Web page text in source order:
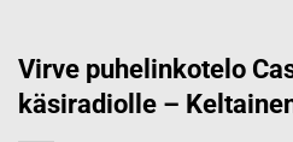
Virve puhelinkotelo
käsiradiolle –